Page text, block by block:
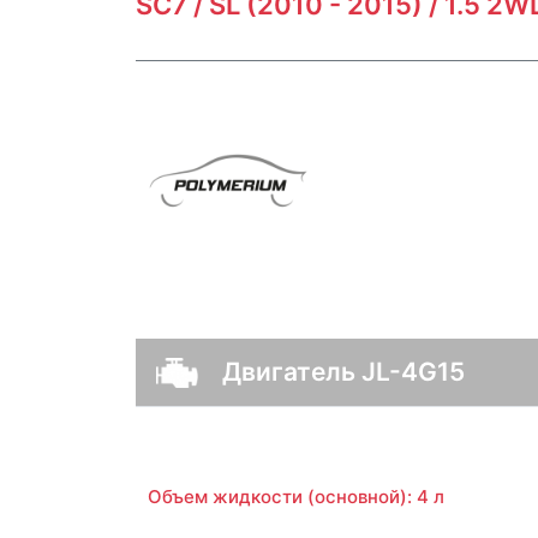
Двигатель JL-4G15
Объем жидкости (основной): 4 л